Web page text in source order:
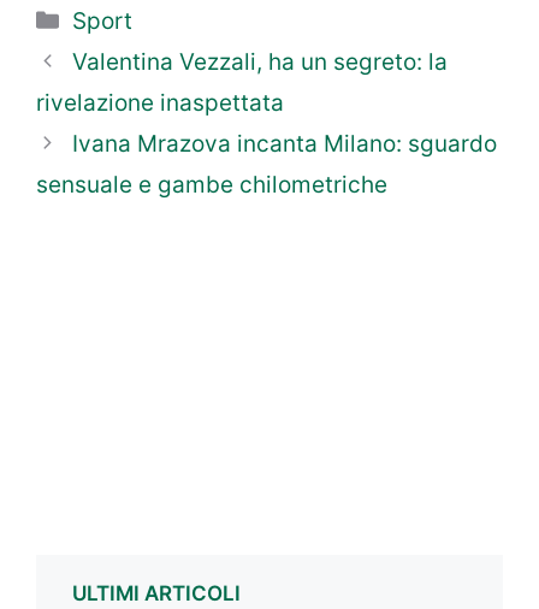
Categorie
Sport
Valentina Vezzali, ha un segreto: la
rivelazione inaspettata
Ivana Mrazova incanta Milano: sguardo
sensuale e gambe chilometriche
ULTIMI ARTICOLI